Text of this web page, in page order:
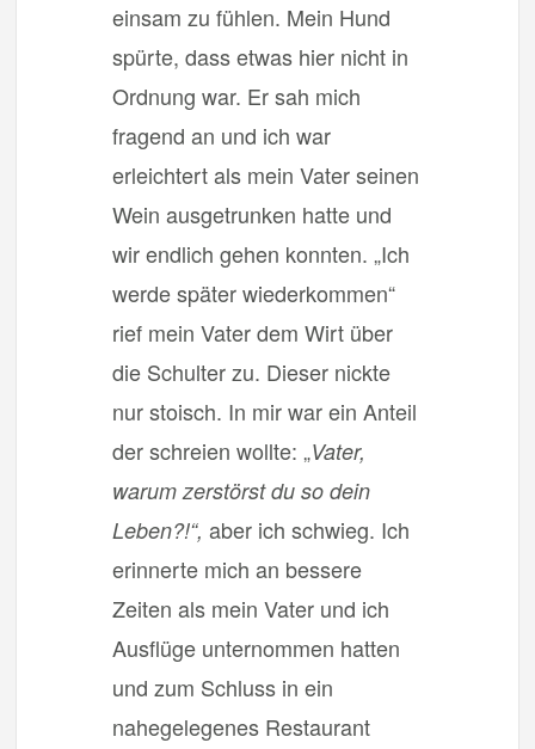
einsam zu fühlen. Mein Hund
spürte, dass etwas hier nicht in
Ordnung war. Er sah mich
fragend an und ich war
erleichtert als mein Vater seinen
Wein ausgetrunken hatte und
wir endlich gehen konnten. „Ich
werde später wiederkommen“
rief mein Vater dem Wirt über
die Schulter zu. Dieser nickte
nur stoisch. In mir war ein Anteil
der schreien wollte: „Vater,
warum zerstörst du so dein
Leben?!“, aber ich schwieg. Ich
erinnerte mich an bessere
Zeiten als mein Vater und ich
Ausflüge unternommen hatten
und zum Schluss in ein
nahegelegenes Restaurant